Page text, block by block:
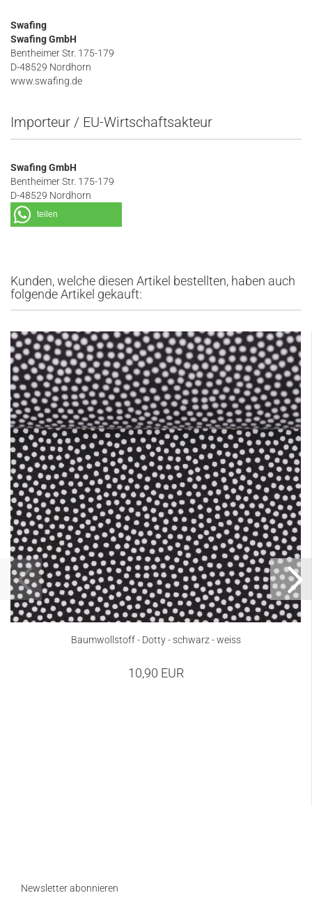
Swafing
Swafing GmbH
Bentheimer Str. 175-179
D-48529 Nordhorn
www.swafing.de
Importeur / EU-Wirtschaftsakteur
Swafing GmbH
Bentheimer Str. 175-179
D-48529 Nordhorn
teilen
Kunden, welche diesen Artikel bestellten, haben auch
folgende Artikel gekauft:
Baumwollstoff - Dotty - schwarz - weiss
10,90 EUR
Newsletter abonnieren